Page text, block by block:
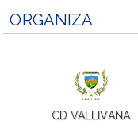
ORGANIZA
CD VALLIVANA